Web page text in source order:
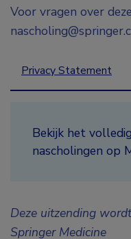
Voor vragen over
Privacy Statement
Bekijk het
nascholingen op
Deze uitzending
Springer Medicine